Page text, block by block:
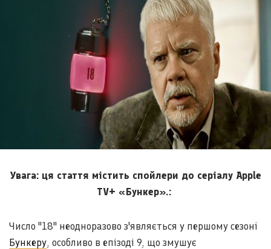
Увага: ця стаття містить спойлери до серіалу Apple
TV+ «Бункер».:
Число "18" неодноразово з'являється у першому сезоні
Бункеру, особливо в епізоді 9, що змушує